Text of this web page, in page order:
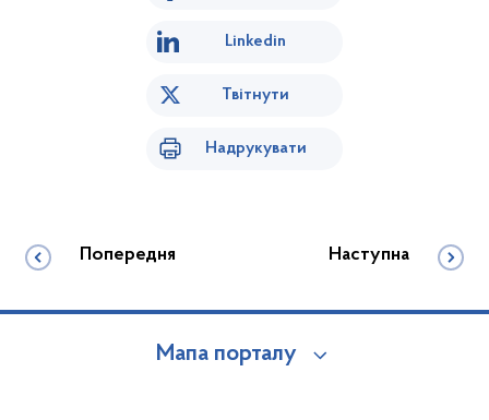
Linkedin
Твітнути
Надрукувати
Попередня Наступна
Мапа порталу